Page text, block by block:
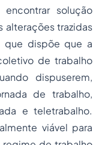
solução
alterações trazidas
que dispõe que a
de trabalho
dispuserem,
de trabalho,
e teletrabalho.
viável para